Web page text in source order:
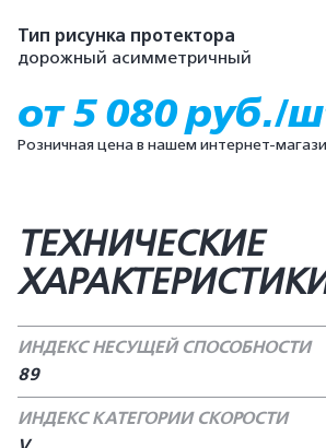
Тип рисунка протектора
дорожный асимметричный
от 5 080 руб./
Розничная цена в нашем интернет-
ТЕХНИЧЕСКИЕ
ИНДЕКС НЕСУЩЕЙ СПОСОБНОСТИ
89
ИНДЕКС КАТЕГОРИИ СКОРОСТИ